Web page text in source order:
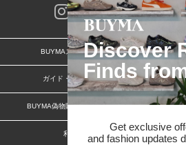
BUYMAスタートガイド
ガイド・お問い合わせ
BUYMA偽物販売防止の取り組み
利用規約